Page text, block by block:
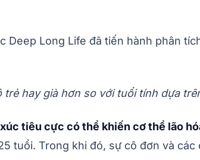
Long Life đã tiến hành phân
hay già hơn so với tuổi tính dựa
tiêu cực có thể khiến cơ thể lão
tuổi. Trong khi đó, sự cô đơn và